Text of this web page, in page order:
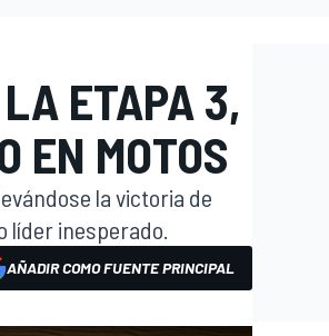
ETAPA 3,
EN MOTOS
la victoria de
líder inesperado.
AÑADIR COMO FUENTE PRINCIPAL